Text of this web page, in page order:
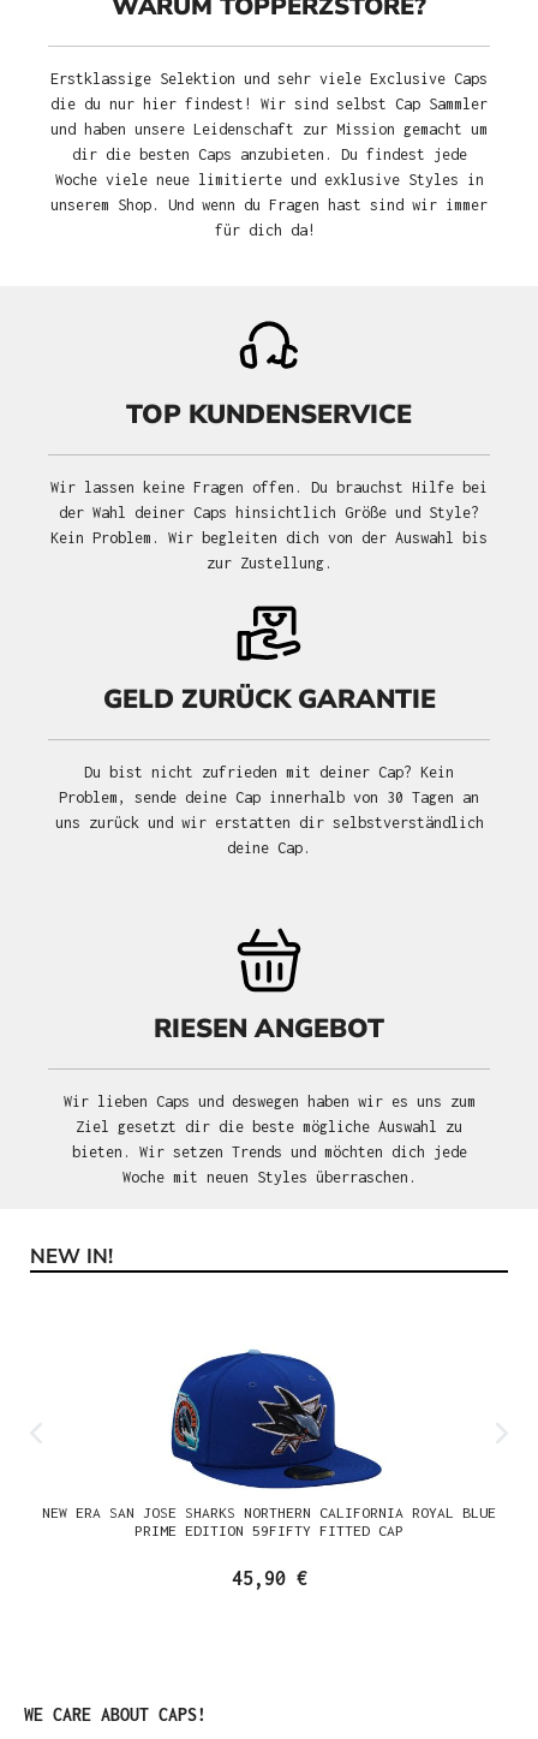
Erstklassige Selektion und sehr viele Exclusive Caps
die du nur hier findest! Wir sind selbst Cap Sammler
und haben unsere Leidenschaft zur Mission gemacht um
dir die besten Caps anzubieten. Du findest jede
Woche viele neue limitierte und exklusive Styles in
unserem Shop. Und wenn du Fragen hast sind wir immer
für dich da!
TOP KUNDENSERVICE
Wir lassen keine Fragen offen. Du brauchst Hilfe bei
der Wahl deiner Caps hinsichtlich Größe und Style?
Kein Problem. Wir begleiten dich von der Auswahl bis
zur Zustellung.
GELD ZURÜCK GARANTIE
Du bist nicht zufrieden mit deiner Cap? Kein
Problem, sende deine Cap innerhalb von 30 Tagen an
uns zurück und wir erstatten dir selbstverständlich
deine Cap.
RIESEN ANGEBOT
Wir lieben Caps und deswegen haben wir es uns zum
Ziel gesetzt dir die beste mögliche Auswahl zu
bieten. Wir setzen Trends und möchten dich jede
Woche mit neuen Styles überraschen.
Produktgalerie überspringen
NEW IN!
NEW ERA SAN JOSE SHARKS NORTHERN CALIFORNIA ROYAL BLUE
PRIME EDITION 59FIFTY FITTED CAP
45,90 €
Produktgalerie überspringen
WE CARE ABOUT CAPS!